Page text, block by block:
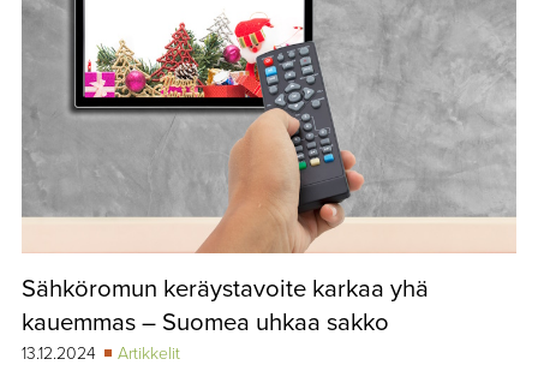
Sähköromun keräystavoite karkaa yhä
kauemmas – Suomea uhkaa sakko
13.12.2024
Artikkelit